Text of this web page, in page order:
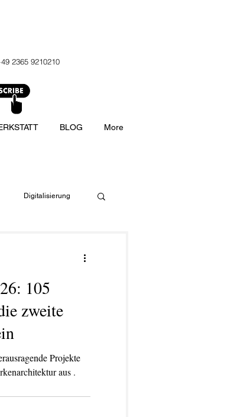
2365 9210210
Digitalisierung
105
zweite
Projekte
aus .
BLOG More